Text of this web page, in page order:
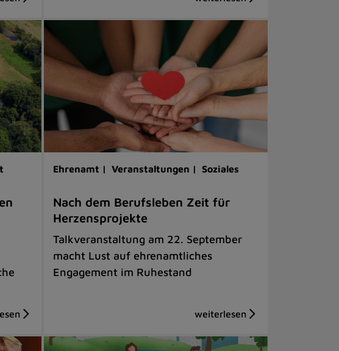
Ehrenamt | Veranstaltungen | Soziales
Nach dem Berufsleben Zeit für
Herzensprojekte
Talkveranstaltung am 22. September
macht Lust auf ehrenamtliches
Engagement im Ruhestand